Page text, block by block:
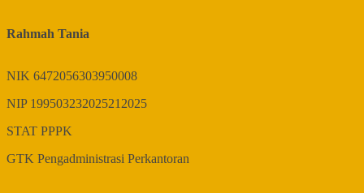
Rahmah Tania
NIK 6472056303950008
NIP 199503232025212025
STAT PPPK
GTK Pengadministrasi Perkantoran